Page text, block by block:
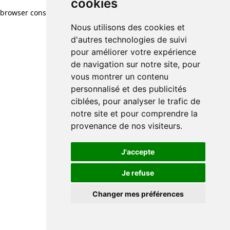
cookies
Nous utilisons des cookies et
d'autres technologies de suivi
pour améliorer votre expérience
de navigation sur notre site, pour
vous montrer un contenu
personnalisé et des publicités
ciblées, pour analyser le trafic de
notre site et pour comprendre la
provenance de nos visiteurs.
J'accepte
Je refuse
Changer mes préférences
browser console for more information)